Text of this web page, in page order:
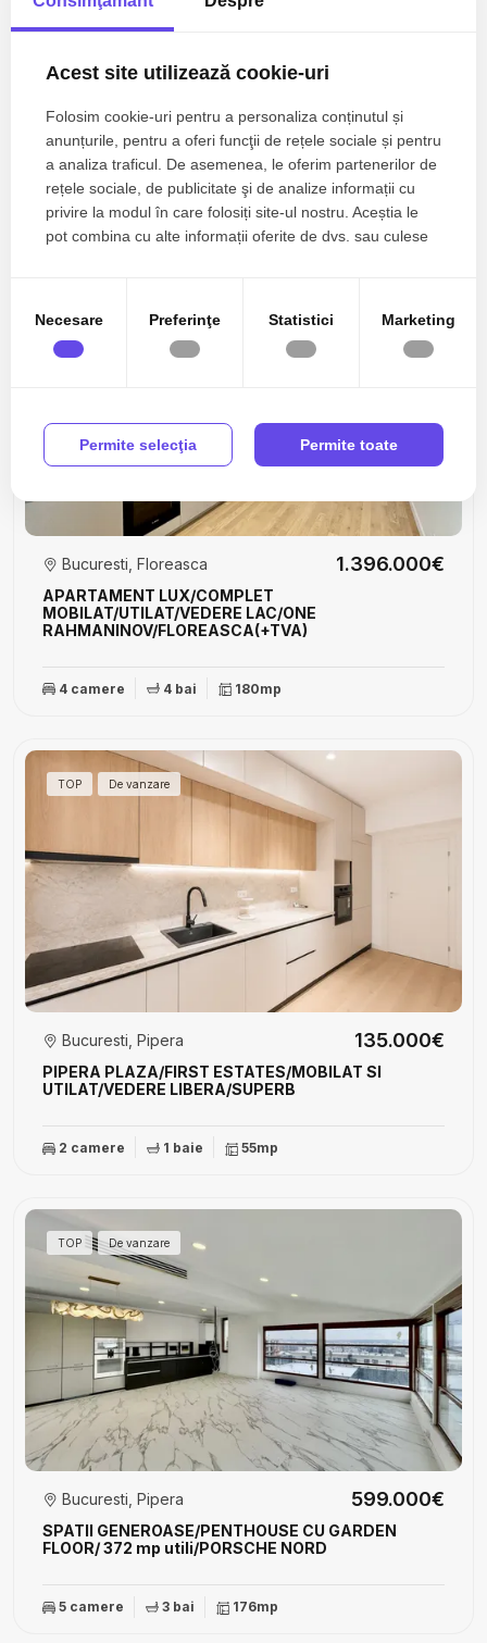
NOU/ SCOALA AMERICANA/MOBILAT SI UTILAT
Bucuresti, Pipera 138.000€
2 camere 1 baie 48mp
APARTAMENT LUX/COMPLET
MOBILAT/UTILAT/VEDERE LAC/ONE
RAHMANINOV/FLOREASCA(+TVA)
Bucuresti, Floreasca 1.396.000€
4 camere 4 bai 180mp
TOP De vanzare
PIPERA PLAZA/FIRST ESTATES/MOBILAT SI
UTILAT/VEDERE LIBERA/SUPERB
Bucuresti, Pipera 135.000€
2 camere 1 baie 55mp
TOP De vanzare
SPATII GENEROASE/PENTHOUSE CU GARDEN
FLOOR/ 372 mp utili/PORSCHE NORD
Bucuresti, Pipera 599.000€
5 camere 3 bai 176mp
Acest site utilizează cookie-uri
Folosim cookie-uri pentru a personaliza conținutul și
anunțurile, pentru a oferi funcţii de rețele sociale și pentru
a analiza traficul. De asemenea, le oferim partenerilor de
rețele sociale, de publicitate şi de analize informații cu
privire la modul în care folosiți site-ul nostru. Aceștia le
pot combina cu alte informații oferite de dvs. sau culese
Necesare Preferinţe Statistici Marketing
Permite selecţia Permite toate